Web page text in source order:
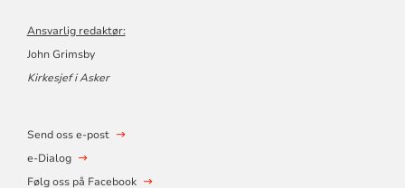
Ansvarlig redaktør:
John Grimsby
Kirkesjef i Asker
Send oss e-post
e-Dialog
Følg oss på Facebook